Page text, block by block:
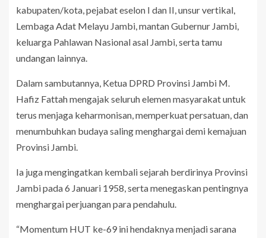
kabupaten/kota, pejabat eselon I dan II, unsur vertikal,
Lembaga Adat Melayu Jambi, mantan Gubernur Jambi,
keluarga Pahlawan Nasional asal Jambi, serta tamu
undangan lainnya.
Dalam sambutannya, Ketua DPRD Provinsi Jambi M.
Hafiz Fattah mengajak seluruh elemen masyarakat untuk
terus menjaga keharmonisan, memperkuat persatuan, dan
menumbuhkan budaya saling menghargai demi kemajuan
Provinsi Jambi.
Ia juga mengingatkan kembali sejarah berdirinya Provinsi
Jambi pada 6 Januari 1958, serta menegaskan pentingnya
menghargai perjuangan para pendahulu.
“Momentum HUT ke-69 ini hendaknya menjadi sarana